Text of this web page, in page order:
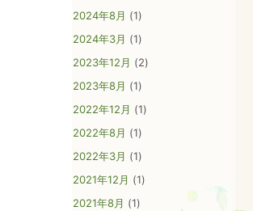
相談員（産婦人科医）による原則個別面接相談となり、事前予約制
2024年8月 (1)
2024年3月 (1)
2023年12月 (2)
2023年8月 (1)
2022年12月 (1)
2022年8月 (1)
2022年3月 (1)
2021年12月 (1)
2021年8月 (1)